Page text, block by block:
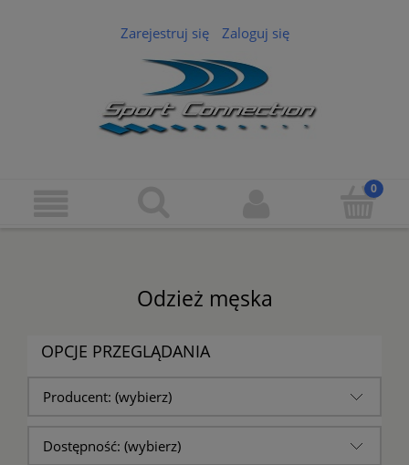
Zarejestruj się Zaloguj się
Odzież męska
OPCJE PRZEGLĄDANIA
Producent: (wybierz)
Dostępność: (wybierz)